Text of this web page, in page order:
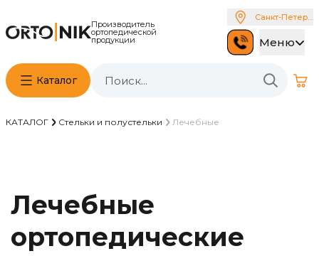
Производитель
ортопедической
продукции
Санкт-
Меню
Каталог
КАТАЛОГ Стельки и полустельки Лечебные
Лечебные
ортопедические